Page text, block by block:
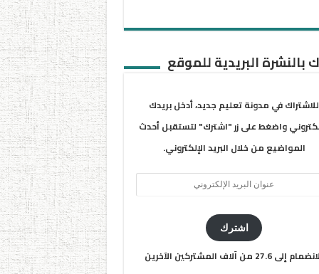
بالنشرة البريدية للموقع
للاشتراك في مدونة تعليم جديد، أدخل بريدك
واضغط على زر "اشترك" لتستقبل أحدث
المواضيع من خلال البريد الإلكتروني.
اشترك
إلى 27.6 من آلاف المشتركين الآخرين